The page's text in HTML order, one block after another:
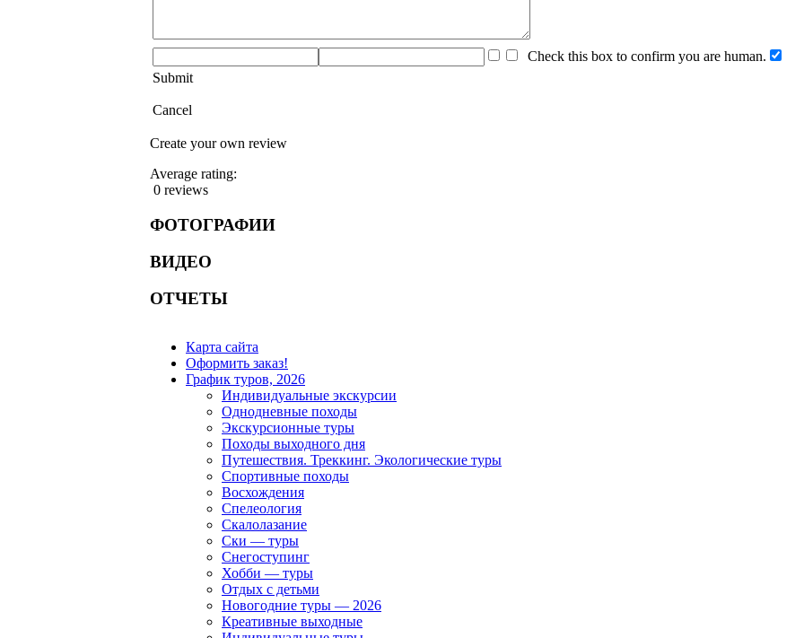
Check this box to confirm you are human.
Submit
Cancel
Create your own review
Average rating:
0 reviews
ФОТОГРАФИИ
ВИДЕО
ОТЧЕТЫ
Карта сайта
Оформить заказ!
График туров, 2026
Индивидуальные экскурсии
Однодневные походы
Экскурсионные туры
Походы выходного дня
Путешествия. Треккинг. Экологические туры
Спортивные походы
Восхождения
Спелеология
Скалолазание
Ски — туры
Снегоступинг
Хобби — туры
Отдых с детьми
Новогодние туры — 2026
Креативные выходные